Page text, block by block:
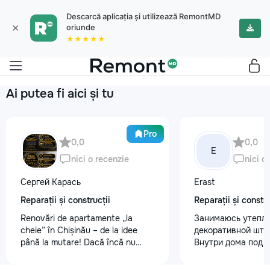
×
Descarcă aplicația și utilizează RemontMD
oriunde
★★★★★
Ai putea fi aici și tu
Pro
0,0
nici o recenzie
Сергей Карась
Reparații și construcții
Renovări de apartamente „la
cheie” în Chișinău – de la idee
până la mutare! Dacă încă nu
E
0,0
nici o
Erast
Reparații și
Занимаюсь
декоративной
Внутри дома под